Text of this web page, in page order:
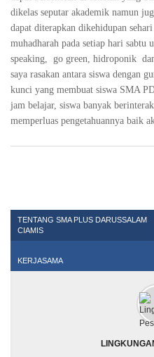
dikelas seputar akademik namun
dapat diterapkan dikehidupan
muhadharah pada setiap hari
speaking, go green, hidroponik
saya rasakan antara siswa dengan
kunci yang membuat siswa SMA
jam belajar, siswa banyak
memperluas pengetahuannya baik
TENTANG SMA PLUS DARUSSALAM
CIAMIS
KERJASAMA